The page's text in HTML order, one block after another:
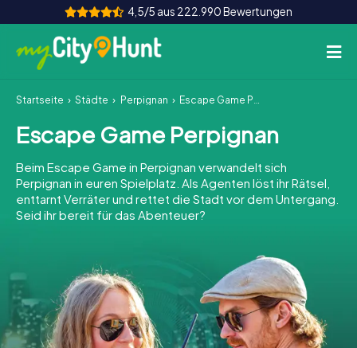
4,5/5 aus 222.990 Bewertungen
So funktioniert's
Städte
Touren
Teamevent
INT AT CH
DE
ES
FR UK
IE
IT
NL
Startseite Städte Perpignan Escape Game Perpignan
Escape Game Perpignan
Beim Escape Game in Perpignan verwandelt sich
Perpignan in euren Spielplatz. Als Agenten löst ihr Rätsel,
enttarnt Verräter und rettet die Stadt vor dem Untergang.
Seid ihr bereit für das Abenteuer?